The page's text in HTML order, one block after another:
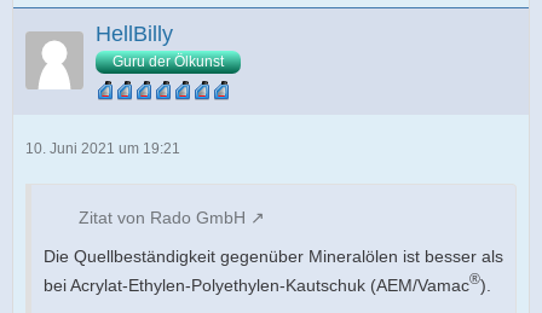
HellBilly
Guru der Ölkunst
10. Juni 2021 um 19:21
Zitat von Rado GmbH
Die Quellbeständigkeit gegenüber Mineralölen ist besser als
bei Acrylat-Ethylen-Polyethylen-Kautschuk (AEM/Vamac®).